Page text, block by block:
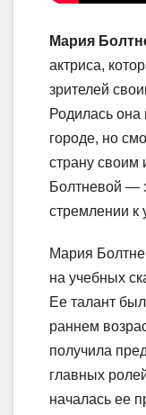
Мария
актриса,
зрителей
Родилась
городе, но
страну своим
Болтневой —
стремлении к
Мария
на учебных
Ее талант
раннем
получила
главных
началась ее